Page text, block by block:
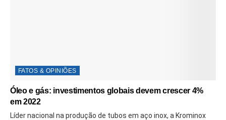
FATOS & OPINIÕES
Óleo e gás: investimentos globais devem crescer 4%
em 2022
Líder nacional na produção de tubos em aço inox, a Krominox